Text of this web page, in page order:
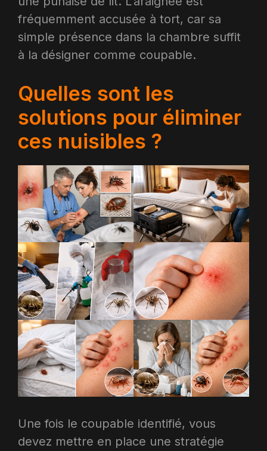
fréquemment accusée à tort, car sa
simple présence dans la chambre suffit
à la désigner comme coupable.
Quelles sont les
solutions pour éliminer
ces nuisibles ?
Une fois le coupable identifié, vous
devez mettre en place une stratégie